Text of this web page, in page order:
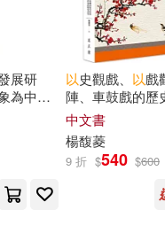
魚龍飛度(18)
呂竹芬(17)
村カルキ(17)
雛愛ゆえり(17)
(94)
高寶(90)
(89)
版社(88)
展研
為中心
以史觀戲、 以戲
陣、車鼓戲的歷
戲曲劇作家的歷
中文書
楊馥菱
9 折 $540 $600